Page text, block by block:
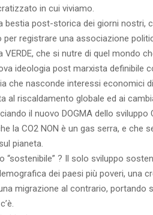
in cui viviamo.
bestia post-storica dei giorni nostri,
registrare una associazione
VERDE, che si nutre di quel mondo
ideologia post marxista definibile
che nasconde interessi economici
al riscaldamento globale ed ai
il nuovo DOGMA dello sviluppo
la CO2 NON è un gas serra, e che
pianeta.
“sostenibile” ? Il solo sviluppo
dei paesi più poveri, una
migrazione al contrario, portando